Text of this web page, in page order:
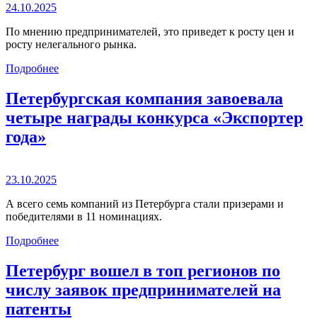
24.10.2025
По мнению предпринимателей, это приведет к росту цен и
росту нелегального рынка.
Подробнее
Петербургская компания завоевала
четыре награды конкурса «Экспортер
года»
23.10.2025
А всего семь компаний из Петербурга стали призерами и
победителями в 11 номинациях.
Подробнее
Петербург вошел в топ регионов по
числу заявок предпринимателей на
патенты